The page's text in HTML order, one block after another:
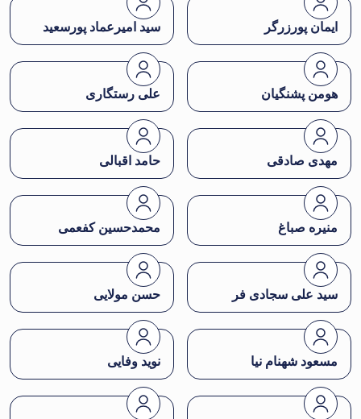
ایمان پورزرگر سید امیرعماد پورسعید
هومن پشنگیان علی رستگاری
مهدی صادقی حامد اقبالی
منیره صباغ محمدحسین کفعمی
سید علی سجادی فر حسن مولایی
مسعود شهنام نیا نوید وفایی